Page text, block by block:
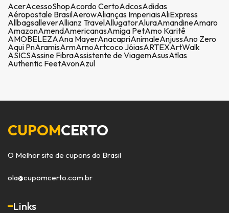
AcerAcessoShopAcordo CertoAdcosAdidas
Aéropostale BrasilAerowAlianças ImperiaisAliExpress
AllbagsalleverAllianz TravelAllugatorAluraAmandineAmaro
AmazonAmendAmericanasAmiga PetAmo Karitê
AMOBELEZAAna MayerAnacapriAnimaleAnjussAno Zero
Aqui PnAramisArmArnoArtcoco JóiasARTEXArtWalk
ASICSAssine FibraAssistente de ViagemAsusAtlas
Authentic FeetAvonAzul
CUPOMCERTO
O Melhor site de cupons do Brasil
ola@cupomcerto.com.br
Links